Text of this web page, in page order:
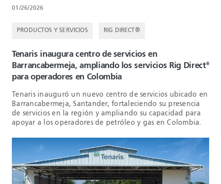
01/26/2026
PRODUCTOS Y SERVICIOS RIG DIRECT®
Tenaris inaugura centro de servicios en
Barrancabermeja, ampliando los servicios Rig Direct®
para operadores en Colombia
Tenaris inauguró un nuevo centro de servicios ubicado en
Barrancabermeja, Santander, fortaleciendo su presencia
de servicios en la región y ampliando su capacidad para
apoyar a los operadores de petróleo y gas en Colombia.